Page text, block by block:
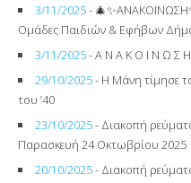
3/11/2025-
Ομάδες Παιδιών & Εφήβων
3/11/2025- Α Ν Α Κ Ο Ι Ν Ω Σ Η
29/10/2025- Η Μάνη τίμησε
του ’40
23/10/2025- Διακοπή
Παρασκευή 24 Οκτωβρίου 2025
20/10/2025- Διακοπή